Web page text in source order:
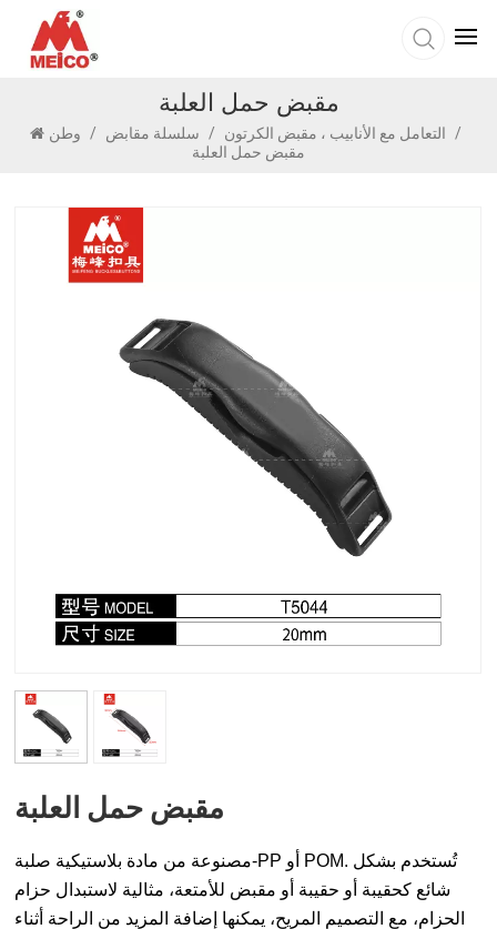
مقبض حمل العلبة
/ سلسلة مقابض / التعامل مع الأنابيب ، مقبض الكرتون
/
مقبض حمل العلبة
مقبض حمل العلبة
مصنوعة من مادة بلاستيكية صلبة-PP أو POM. تُستخدم بشكل
شائع كحقيبة أو حقيبة أو مقبض للأمتعة، مثالية لاستبدال حزام
الحزام، مع التصميم المريح، يمكنها إضافة المزيد من الراحة أثناء